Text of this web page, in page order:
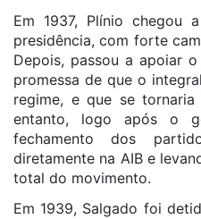
Em 1937, Plínio chegou
presidência, com forte
Depois, passou a apoiar
promessa de que o
regime, e que se
entanto, logo após o
fechamento dos
diretamente na AIB e
total do movimento.
Em 1939, Salgado foi